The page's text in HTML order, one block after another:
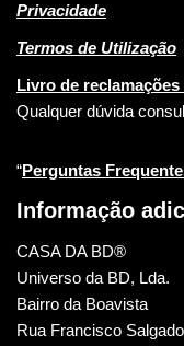
Privacidade
Termos de Utilização
Livro de
Qualquer dúvida
“Perguntas
Informação
CASA DA BD®
Universo da BD, Lda.
Bairro da Boavista
Rua Francisco